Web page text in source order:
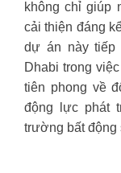
không chỉ giúp
cải thiện đáng
dự án này tiếp
Dhabi trong
tiên phong về
động lực phát
trường bất động